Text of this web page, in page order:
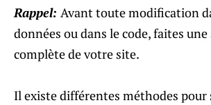
Rappel: Avant toute modification
données ou dans le code, faites une
complète de votre site.
Il existe différentes méthodes